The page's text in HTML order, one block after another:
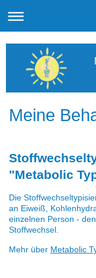
Meine
"Metabolic
Die
an Eiweiß,
einzelnen Person -
Stoffwechsel.
Mehr über Metabolic